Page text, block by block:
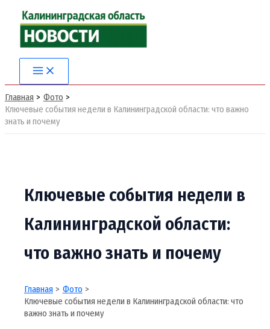
Перейти
содержимому
Main
Menu
Главная
Фото
Ключевые события недели в Калининградской области: что важно
знать и почему
Ключевые события недели в
Калининградской области:
что важно знать и почему
Главная
Фото
Ключевые события недели в Калининградской области: что
важно знать и почему